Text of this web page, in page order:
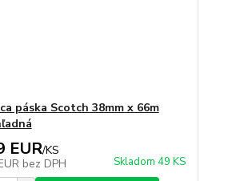
páska Scotch 38mm x 66m
EUR/KS
bez DPH Skladom 49 KS